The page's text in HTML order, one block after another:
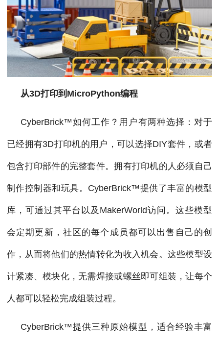
从3D打印到MicroPython编程
CyberBrick™如何工作？用户有两种选择：对于
已经拥有3D打印机的用户，可以选择DIY套件，或者
包含打印部件的完整套件。拥有打印机的人必须自己
制作控制器和玩具。CyberBrick™提供了丰富的模型
库，可通过其平台以及MakerWorld访问。这些模型
会定期更新，社区的每个成员都可以出售自己的创
作，从而将他们的热情转化为收入机会。这些模型设
计紧凑、模块化，无需焊接或螺丝即可组装，让每个
人都可以轻松完成组装过程。
CyberBrick™提供三种原始模型，适合经验丰富